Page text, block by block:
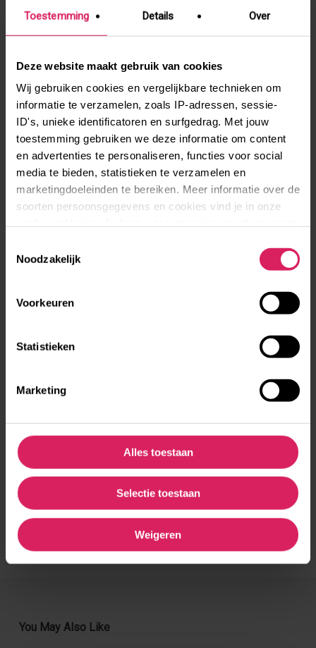
Toestemming Details Over
Deze website maakt gebruik van cookies
Wij gebruiken cookies en vergelijkbare technieken om
informatie te verzamelen, zoals IP-adressen, sessie-
ID's, unieke identificatoren en surfgedrag. Met jouw
toestemming gebruiken we deze informatie om content
en advertenties te personaliseren, functies voor social
media te bieden, statistieken te verzamelen en
marketingdoeleinden te bereiken. Meer informatie over de
soorten persoonsgegevens en cookies vind je in onze
Noodzakelijk
Voorkeuren
Statistieken
Marketing
Alles toestaan
Selectie toestaan
Weigeren
Een tussenjaar in de Noorse bergen
Werken op een boerderij in Denemarken
Vrijwilligerswerk
Studie en stage
(Vakantie)werk
Jongerenuitwisseling
Taalcursus
You May Also Like